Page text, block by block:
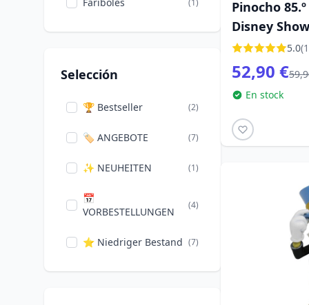
(1)
Funko (7)
International
Ravensburger (5)
Super7
Selección
🏆 Bestseller (2)
🏷️ ANGEBOTE (7)
✨ NEUHEITEN (1)
📅
VORBESTELLUNGEN
(4)
⭐ Niedriger Bestand (7)
Pinocho
Disney
5.0
52,90 €
En stock